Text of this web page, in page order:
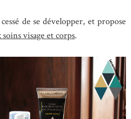
de se développer, et propose
visage et corps.